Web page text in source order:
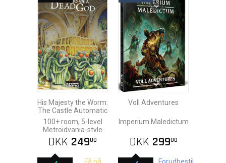
His Majesty the Worm:
The Castle Automatic
100+ room, 5-level
Metroidvania-style
dungeon
DKK 24900
Voll Adventures
Imperium Maledictum
DKK 29900